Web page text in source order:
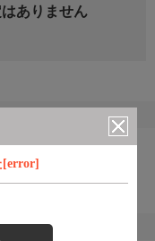
[error]
ありません